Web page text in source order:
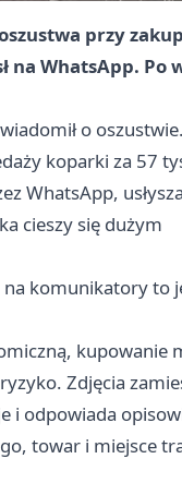
przy
na WhatsApp. Po
o
koparki za 57
WhatsApp,
cieszy się dużym
komunikatory to
kupowanie
Zdjęcia
i odpowiada
towar i miejsce